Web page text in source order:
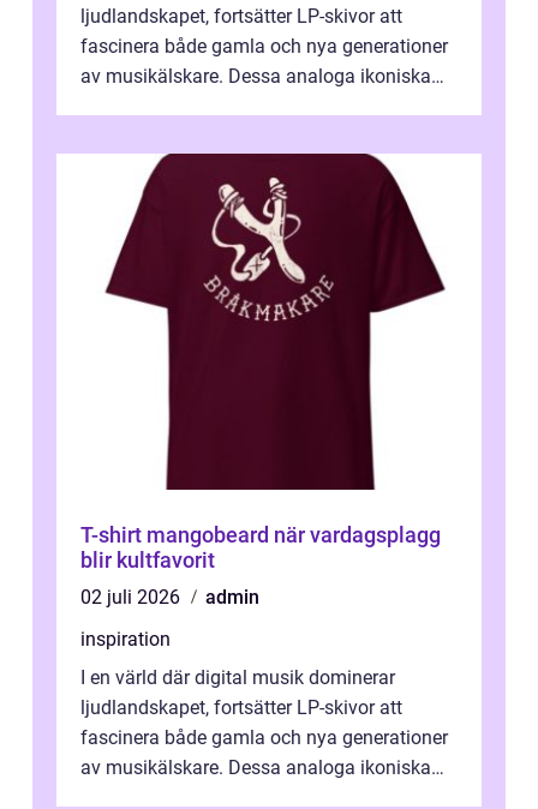
ljudlandskapet, fortsätter LP-skivor att
fascinera både gamla och nya generationer
av musikälskare. Dessa analoga ikoniska
T-shirt mangobeard när vardagsplagg
blir kultfavorit
02 juli 2026
admin
inspiration
I en värld där digital musik dominerar
ljudlandskapet, fortsätter LP-skivor att
fascinera både gamla och nya generationer
av musikälskare. Dessa analoga ikoniska